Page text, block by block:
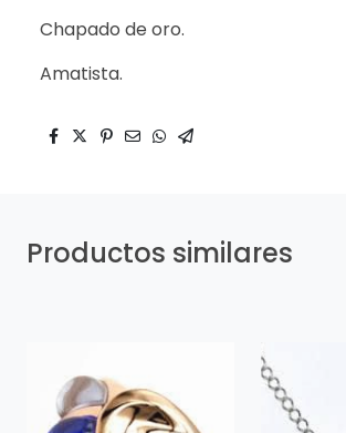
Chapado de oro.
Amatista.
Productos similares